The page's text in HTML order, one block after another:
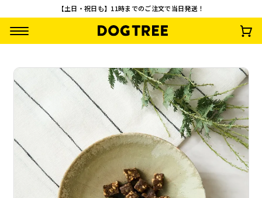
【土日・祝日も】11時までのご注文で当日発送！
一口角切り 馬肉チ
(税込)
鹿肉巻きチーズ
¥990 (税込)
一口角切り 鹿肉
¥ 990 (税込)
一口角切り 馬肉
¥
(税込)